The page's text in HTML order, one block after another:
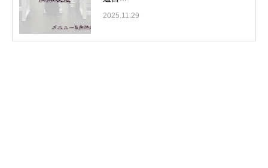
2025.11.29